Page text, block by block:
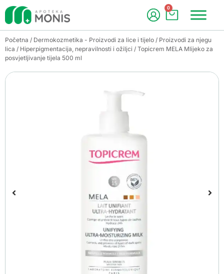
0
Početna / Dermokozmetika - Proizvodi za lice i tijelo / Proizvodi za njegu
lica / Hiperpigmentacija, nepravilnosti i ožiljci / Topicrem MELA Mlijeko za
posvjetljivanje tijela 500 ml